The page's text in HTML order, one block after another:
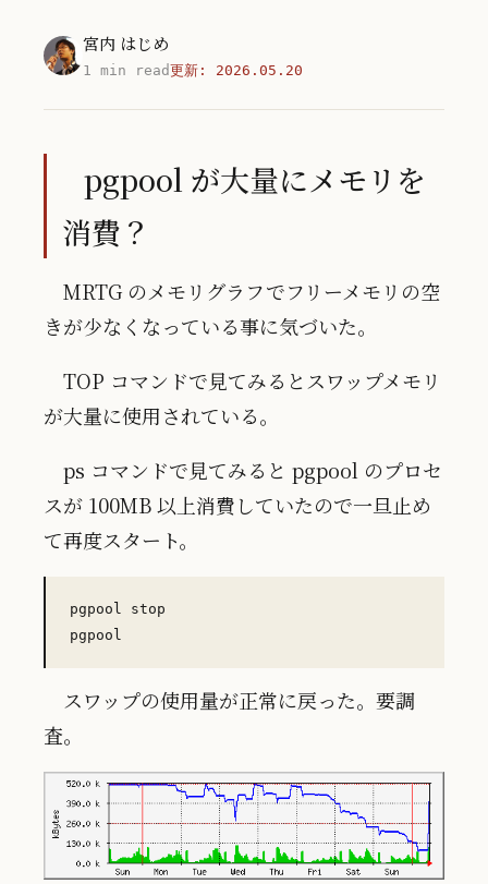
宮内 はじめ
1 min read更新: 2026.05.20
pgpool が大量にメモリを
消費？
MRTG のメモリグラフでフリーメモリの空
きが少なくなっている事に気づいた。
TOP コマンドで見てみるとスワップメモリ
が大量に使用されている。
ps コマンドで見てみると pgpool のプロセ
スが 100MB 以上消費していたので一旦止め
て再度スタート。
pgpool stop
スワップの使用量が正常に戻った。要調
査。